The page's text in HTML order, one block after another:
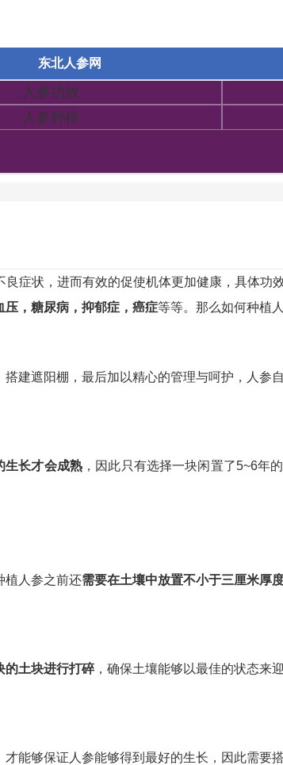
东北人参网
人参功效
人参种植
症状，进而有效的促使机体更加健康，具体功
压，糖尿病，抑郁症，癌症等等。那么如何种植
遮阳棚，最后加以精心的管理与呵护，人参
生长才会成熟 ，因此只有选择一块闲置了5~6年
植人参之前还需要在土壤中放置不小于三厘米厚
的土块进行打碎，确保土壤能够以最佳的状态来迎
能够保证人参能够得到最好的生长，因此需要搭